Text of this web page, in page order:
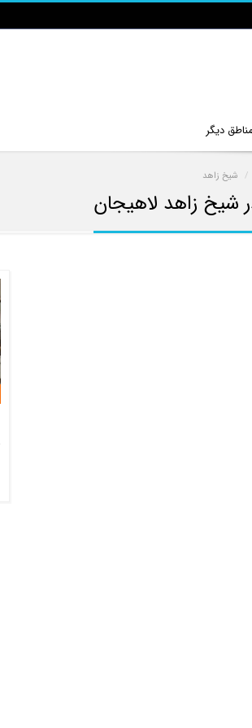
دیگر
شیخ زاهد
شیخ زاهد لاهیجان